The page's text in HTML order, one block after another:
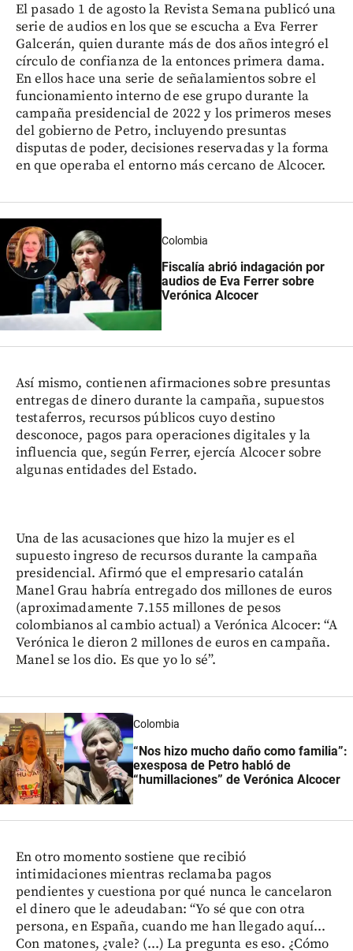
El pasado 1 de agosto la Revista Semana publicó una
serie de audios en los que se escucha a Eva Ferrer
Galcerán, quien durante más de dos años integró el
círculo de confianza de la entonces primera dama.
En ellos hace una serie de señalamientos sobre el
funcionamiento interno de ese grupo durante la
campaña presidencial de 2022 y los primeros meses
del gobierno de Petro, incluyendo presuntas
disputas de poder, decisiones reservadas y la forma
en que operaba el entorno más cercano de Alcocer.
Colombia
Fiscalía abrió indagación por
audios de Eva Ferrer sobre
Verónica Alcocer
Así mismo, contienen afirmaciones sobre presuntas
entregas de dinero durante la campaña, supuestos
testaferros, recursos públicos cuyo destino
desconoce, pagos para operaciones digitales y la
influencia que, según Ferrer, ejercía Alcocer sobre
algunas entidades del Estado.
Una de las acusaciones que hizo la mujer es el
supuesto ingreso de recursos durante la campaña
presidencial. Afirmó que el empresario catalán
Manel Grau habría entregado dos millones de euros
(aproximadamente 7.155 millones de pesos
colombianos al cambio actual) a Verónica Alcocer: “A
Verónica le dieron 2 millones de euros en campaña.
Manel se los dio. Es que yo lo sé”.
Colombia
“Nos hizo mucho daño como familia”:
exesposa de Petro habló de
“humillaciones” de Verónica Alcocer
En otro momento sostiene que recibió
intimidaciones mientras reclamaba pagos
pendientes y cuestiona por qué nunca le cancelaron
el dinero que le adeudaban: “Yo sé que con otra
persona, en España, cuando me han llegado aquí...
Con matones, ¿vale? (...) La pregunta es eso. ¿Cómo